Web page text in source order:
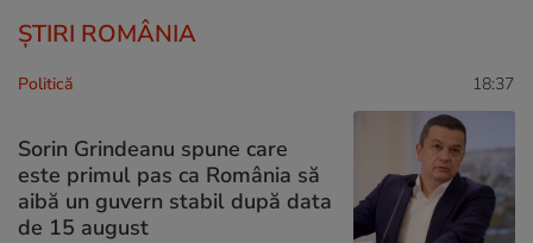
ȘTIRI ROMÂNIA
Politică 18:37
Sorin Grindeanu spune care
este primul pas ca România să
aibă un guvern stabil după data
de 15 august